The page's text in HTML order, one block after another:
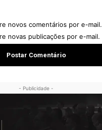
novos comentários por e-mail.
novas publicações por e-mail.
- Publicidade -